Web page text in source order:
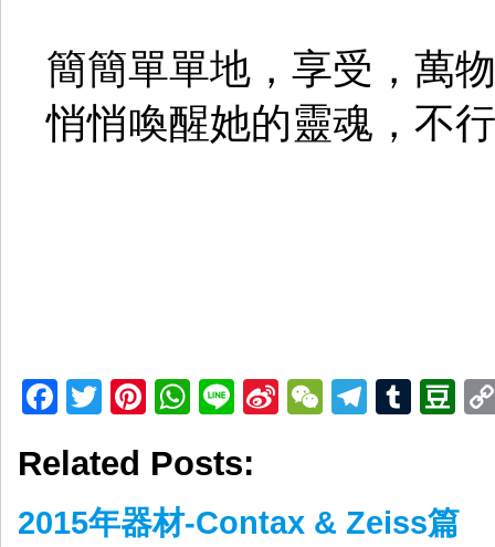
簡簡單單地，享受，萬
悄悄喚醒她的靈魂，不
Facebook
TwitterPinterest
WhatsApp
LineSinaWeChat
Related Posts:
2015年器材-Contax & Zeiss篇